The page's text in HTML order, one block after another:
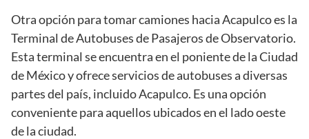
Otra opción para tomar camiones hacia Acapulco es la
Terminal de Autobuses de Pasajeros de Observatorio.
Esta terminal se encuentra en el poniente de la Ciudad
de México y ofrece servicios de autobuses a diversas
partes del país, incluido Acapulco. Es una opción
conveniente para aquellos ubicados en el lado oeste
de la ciudad.